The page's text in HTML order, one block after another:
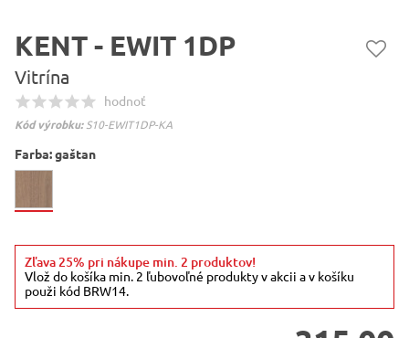
KENT - EWIT 1DP
Vitrína
hodnoť
Kód výrobku: S10-EWIT1DP-KA
Farba:gaštan
Zľava 25% pri nákupe min. 2 produktov!
Vlož do košíka min. 2 ľubovoľné produkty v akcii a v košíku
použi kód BRW14.